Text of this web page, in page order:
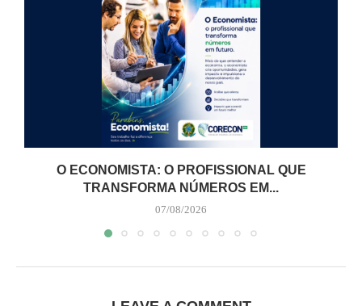
O ECONOMISTA: O PROFISSIONAL QUE
TRANSFORMA NÚMEROS EM...
07/08/2026